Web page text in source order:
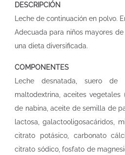
DESCRIPCIÓN
Leche de continuación en polvo.
Adecuada para niños mayores
una dieta diversificada.
COMPONENTES
Leche desnatada, suero de
maltodextrina, aceites
de nabina, aceite de semilla de
lactosa, galactooligosacáridos,
citrato potásico, carbonato
citrato sódico, fosfato de